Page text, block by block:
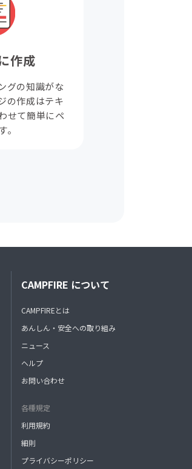
作成
グの知識がな
の作成はテキ
せて簡単にペ
CAMPFIRE について
CAMPFIREとは
あんしん・安全への取り組み
ニュース
ヘルプ
お問い合わせ
各種規定
利用規約
細則
プライバシーポリシー